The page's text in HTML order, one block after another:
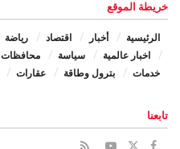
خريطة الموقع
الرئيسية أخبار اقتصاد رياضة
اخبار عالمية
سياسة محافظات
خدمات
بترول وطاقة عقارات
تابعنا